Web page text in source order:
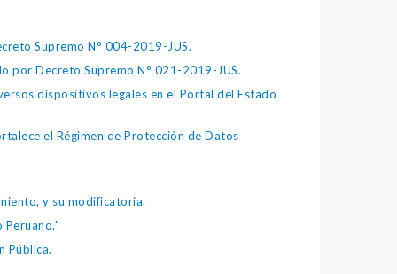
Supremo N° 004-2019-JUS.
por Decreto Supremo N° 021-2019-JUS.
dispositivos legales en el Portal del Estado
el Régimen de Protección de Datos
y su modificatoria.
Pública.